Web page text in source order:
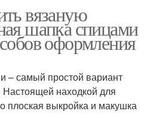
вязаную
шапка спицами
оформления
– самый простой вариант
Настоящей находкой для
плоская выкройка и макушка